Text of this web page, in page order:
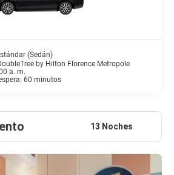
(Sedán)
by Hilton Florence Metropole
a. m.
60 minutos
13 Noches